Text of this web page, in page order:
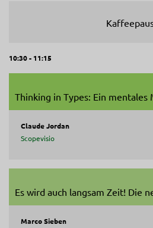
10:30 - 11:15
Thinking in Types: Ein
Claude Jordan
Scopevisio
Es wird auch langsam Zeit! Die
Marco Sieben